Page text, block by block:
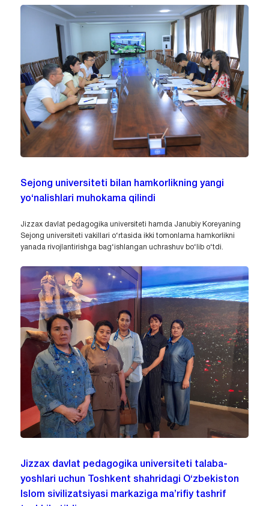
Sejong universiteti bilan hamkorlikning yangi
yo‘nalishlari muhokama qilindi
Jizzax davlat pedagogika universiteti hamda Janubiy Koreyaning
Sejong universiteti vakillari o‘rtasida ikki tomonlama hamkorlikni
yanada rivojlantirishga bag‘ishlangan uchrashuv bo‘lib o‘tdi.
Jizzax davlat pedagogika universiteti talaba-
yoshlari uchun Toshkent shahridagi O‘zbekiston
Islom sivilizatsiyasi markaziga ma’rifiy tashrif